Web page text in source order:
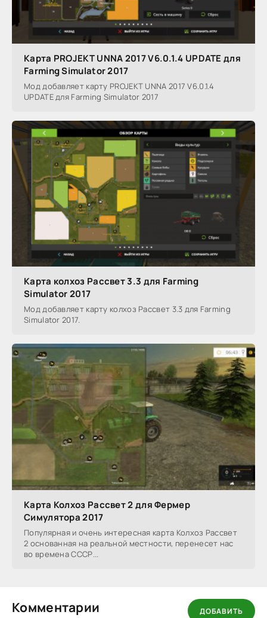
Карта PROJEKT UNNA 2017 V6.0.1.4 UPDATE для
Farming Simulator 2017
Мод добавляет карту PROJEKT UNNA 2017 V6.0.1.4
UPDATE для Farming Simulator 2017
Карта колхоз Рассвет 3.3 для Farming
Simulator 2017
Мод добавляет карту колхоз Рассвет 3.3 для Farming
Simulator 2017.
Карта Колхоз Рассвет 2 для Фермер
Симулятора 2017
Популярная и очень интересная карта Колхоз Рассвет
2 основанная на реальной местности, перенесет нас
во времена СССР...
Комментарии ДОБАВИТЬ